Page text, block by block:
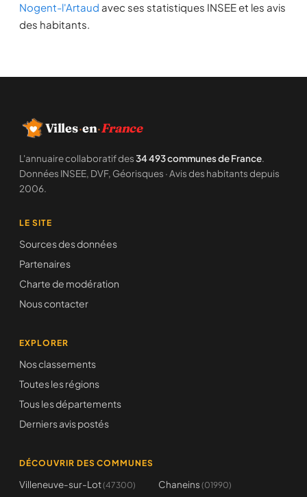
Nogent-l'Artaud avec ses statistiques INSEE et les avis
des habitants.
Villes·en·France
L'annuaire collaboratif des34 493 communes de France.
Données INSEE, DVF, Géorisques · Avis des habitants depuis
2006.
LE SITE
Sources des données
Partenaires
Charte de modération
Nous contacter
EXPLORER
Nos classements
Toutes les régions
Tous les départements
Derniers avis postés
DÉCOUVRIR DES COMMUNES
Villeneuve-sur-Lot(47300) Chaneins (01990)